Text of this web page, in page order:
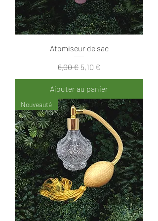
Atomiseur de sac
Prix original
6,00 € Prix promotionnel
5,10 €
Ajouter au panier
Nouveauté